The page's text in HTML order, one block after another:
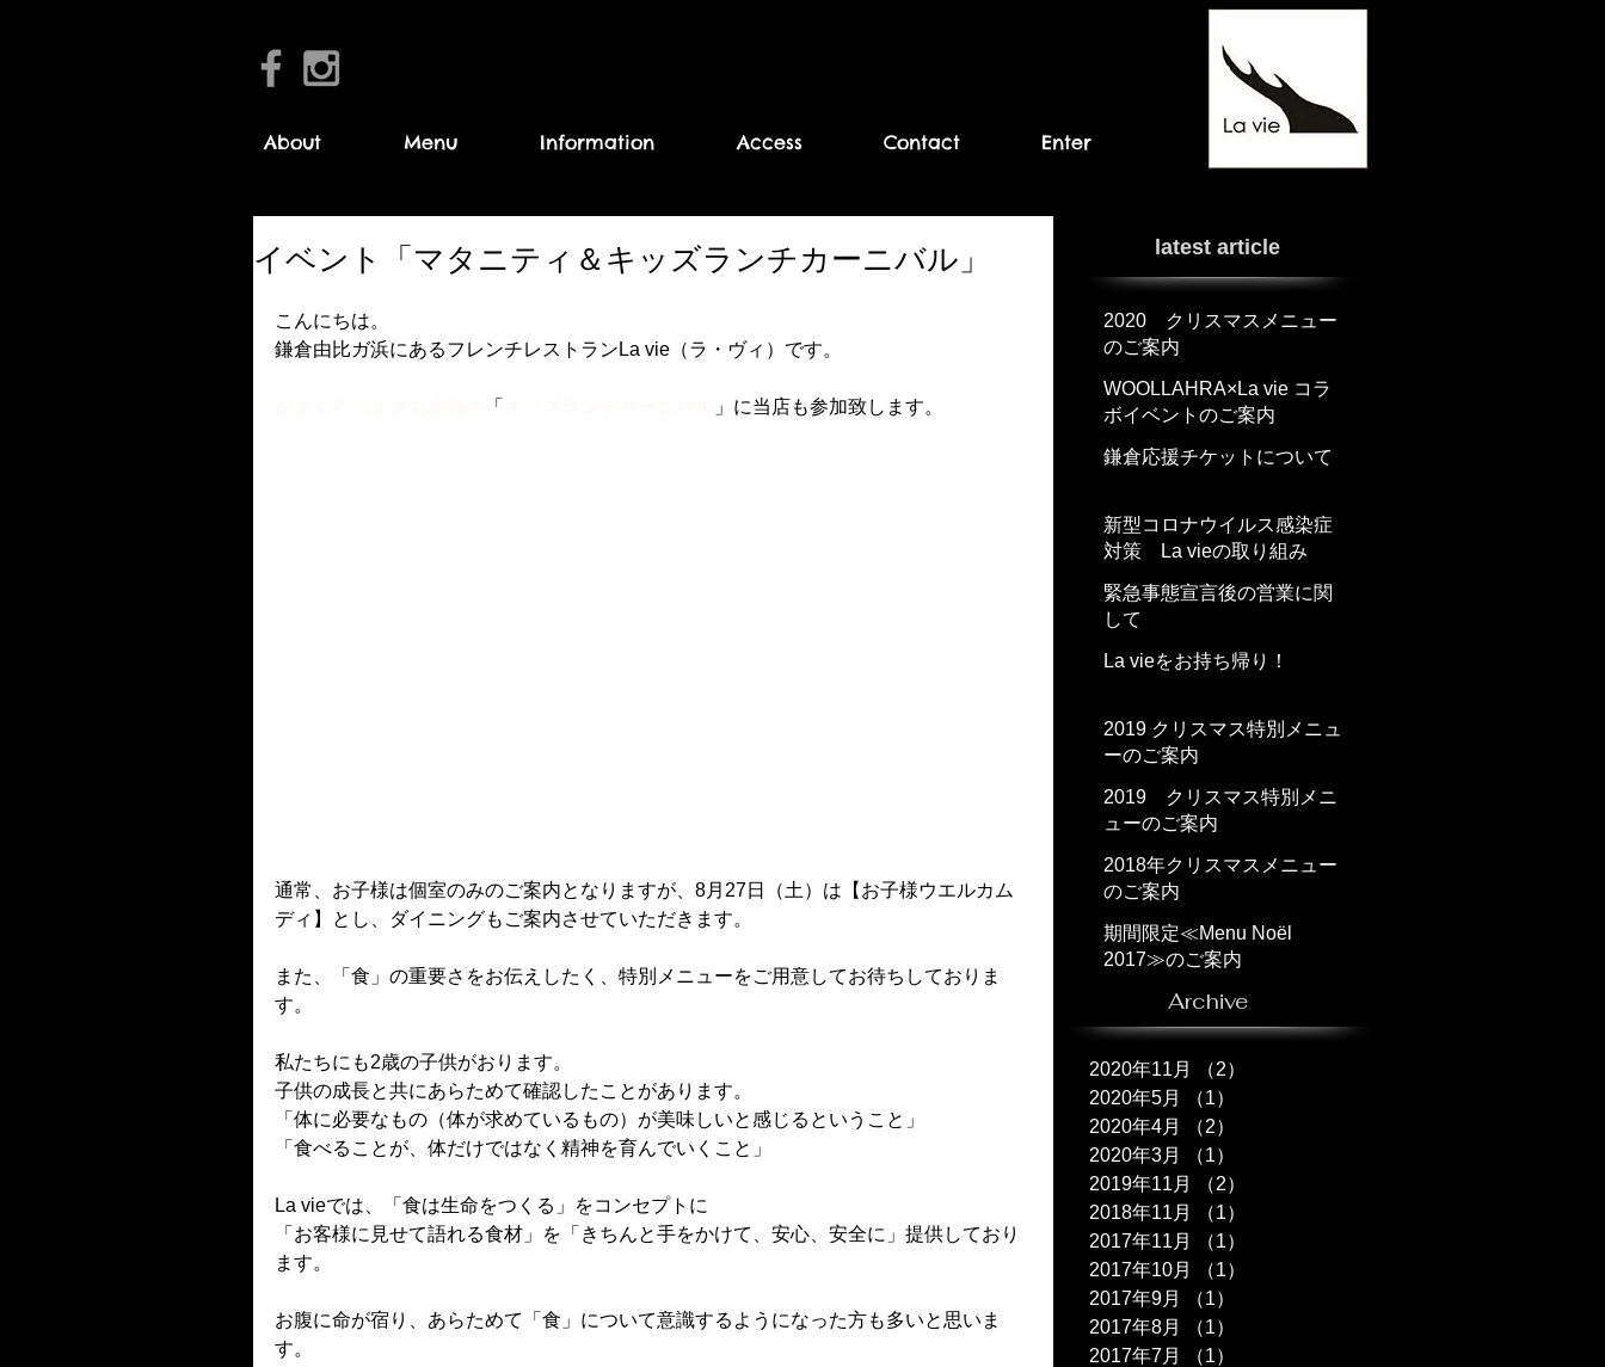
About Menu Information Access Contact Enter
イベント「マタニティ＆キッズランチカーニバル」
こんにちは。
鎌倉由比ガ浜にあるフレンチレストランLa vie（ラ・ヴィ）です。
「 」に当店も参加致します。
通常、お子様は個室のみのご案内となりますが、8月27日（土）は【お子様ウエルカム
ディ】とし、ダイニングもご案内させていただきます。
また、「食」の重要さをお伝えしたく、特別メニューをご用意してお待ちしておりま
す。
私たちにも2歳の子供がおります。
子供の成長と共にあらためて確認したことがあります。
「体に必要なもの（体が求めているもの）が美味しいと感じるということ」
「食べることが、体だけではなく精神を育んでいくこと」
La vieでは、「食は生命をつくる」をコンセプトに
「お客様に見せて語れる食材」を「きちんと手をかけて、安心、安全に」提供しており
ます。
お腹に命が宿り、あらためて「食」について意識するようになった方も多いと思いま
す。
latest article
2020 クリスマスメニュー
のご案内
WOOLLAHRA×La vie コラ
ボイベントのご案内
鎌倉応援チケットについて
新型コロナウイルス感染症
対策 La vieの取り組み
緊急事態宣言後の営業に関
して
La vieをお持ち帰り！
2019 クリスマス特別メニュ
ーのご案内
2019 クリスマス特別メニ
ューのご案内
2018年クリスマスメニュー
のご案内
期間限定≪Menu Noël
2017≫のご案内
Archive
2020年11月 （2）
2020年5月
（1）
2020年4月
（2）
2020年3月
（1）
2019年11月
（2）
2018年11月
（1）
2017年11月
（1）
2017年10月
（1）
2017年9月
（1）
2017年8月
（1）
2017年7月
（1）